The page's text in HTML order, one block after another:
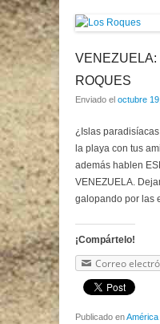
VENEZUELA:
ROQUES
Enviado el octubre
¿Islas
la playa con tus
además hablen
VENEZUELA.
galopando por las
¡Compártelo!
Correo
Publicado enAmérica